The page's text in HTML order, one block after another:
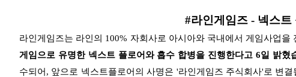
#라인게임즈 - 넥스트
라인게임즈는 라인의 100% 자회사로 아시아와 국내에서 게임사업을
게임으로 유명한 넥스트 플로어와 흡수 합병을 진행한다고 6일 밝혔
수되어, 앞으로 넥스트플로어의 사명은 '라인게임즈 주식회사'로 변결